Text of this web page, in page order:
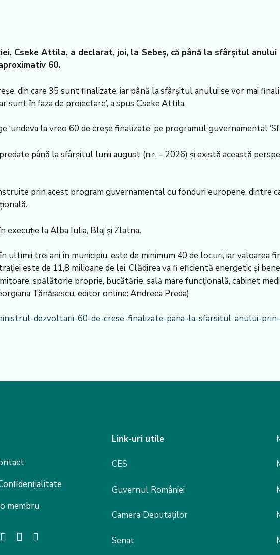
Cseke Attila, a declarat, joi, la Sebeș, că până la sfârșitul
60.
din care 35 sunt finalizate, iar până la sfârșitul anului se vor mai
în faza de proiectare’, a spus Cseke Attila.
la vreo 60 de creșe finalizate’ pe programul guvernamental
până la sfârșitul lunii august (n.r. – 2026) și există această
prin acest program guvernamental cu fonduri europene, dintre
execuție la Alba Iulia, Blaj și Zlatna.
ultimii trei ani în municipiu, este de minimum 40 de locuri, iar valoarea
este de 11,8 milioane de lei. Clădirea va fi eficientă energetic și
spălătorie proprie, bucătărie, sală mare funcțională, cabinet
Tănăsescu, editor online: Andreea Preda)
dezvoltarii-60-de-crese-finalizate-pana-la-sfarsitul-anului-
membru
Link-uri utile
CES
Guvernul României
Camera Deputaților
Senat